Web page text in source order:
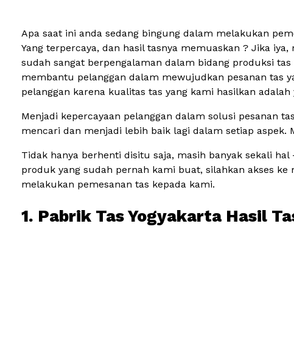
Apa saat ini anda sedang bingung dalam melakukan
Yang terpercaya, dan hasil tasnya memuaskan ? Jika
sudah sangat berpengalaman dalam bidang produksi
membantu pelanggan dalam mewujudkan pesanan tas
pelanggan karena kualitas tas yang kami hasilkan
Menjadi kepercayaan pelanggan dalam solusi pesanan
mencari dan menjadi lebih baik lagi dalam setiap aspek.
Tidak hanya berhenti disitu saja, masih banyak sekali
produk yang sudah pernah kami buat, silahkan akses ke
melakukan pemesanan tas kepada kami.
1. Pabrik Tas Yogyakarta Hasil